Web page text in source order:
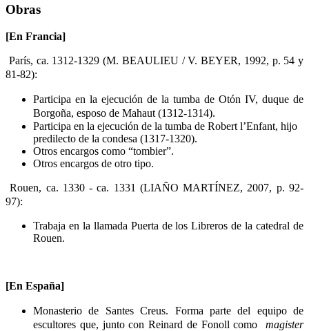
Obras
[En Francia]
París, ca. 1312-1329 (M. BEAULIEU / V. BEYER, 1992, p. 54 y
81-82):
Participa en la ejecución de la tumba de Otón IV, duque de
Borgoña, esposo de Mahaut (1312-1314).
Participa en la ejecución de la tumba de Robert l’Enfant, hijo
predilecto de la condesa (1317-1320).
Otros encargos como “tombier”.
Otros encargos de otro tipo.
Rouen, ca. 1330 - ca. 1331 (LIAÑO MARTÍNEZ, 2007, p. 92-
97):
Trabaja en la llamada Puerta de los Libreros de la catedral de
Rouen.
[En España]
Monasterio de Santes Creus. Forma parte del equipo de
escultores que, junto con Reinard de Fonoll como magister